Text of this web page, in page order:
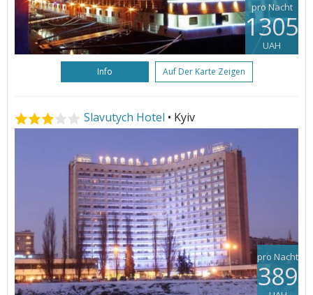
pro Nacht
1305
UAH
Info Auf Der Karte Zeigen
Slavutych Hotel • Kyiv
pro Nacht
389